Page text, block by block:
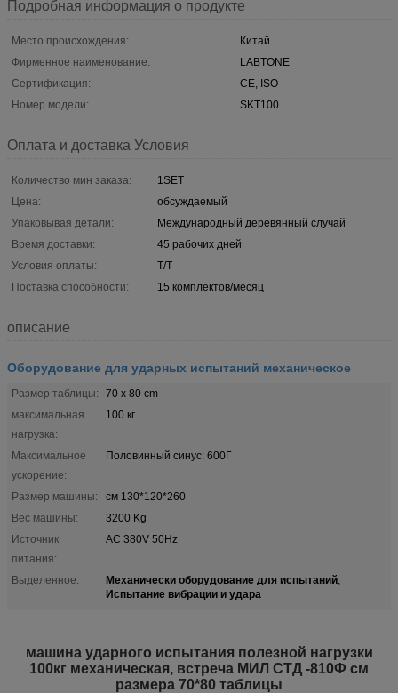
Подробная информация о продукте
Место происхождения:
Китай
Фирменное наименование:
LABTONE
Сертификация:
CE, ISO
Номер модели:
SKT100
Оплата и доставка Условия
Количество мин заказа:
1SET
Цена:
обсуждаемый
Упаковывая детали:
Международный деревянный случай
Время доставки:
45 рабочих дней
Условия оплаты:
T/T
Поставка способности:
15 комплектов/месяц
описание
Оборудование для ударных испытаний механическое
Размер таблицы:
70 x 80 cm
максимальная
нагрузка:
100 кг
Максимальное
ускорение:
Половинный синус: 600Г
Размер машины:
см 130*120*260
Вес машины:
3200 Kg
Источник
питания:
AC 380V 50Hz
Выделенное: Механически оборудование для испытаний,
Испытание вибрации и удара
машина ударного испытания полезной нагрузки
100кг механическая, встреча МИЛ СТД -810Ф см
размера 70*80 таблицы